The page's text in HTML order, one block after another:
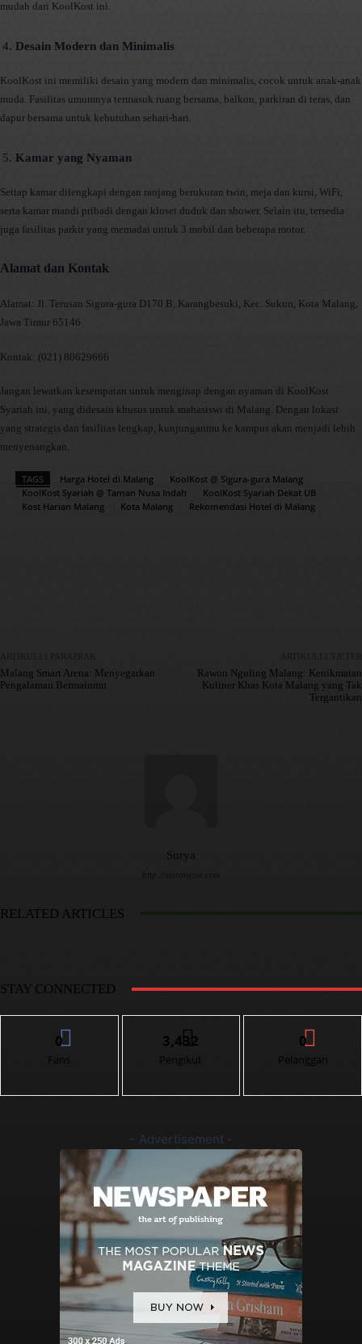
mudah dari KoolKost ini.
Desain Modern dan Minimalis
KoolKost ini memiliki desain yang modern dan minimalis, cocok untuk anak-anak
muda. Fasilitas umumnya termasuk ruang bersama, balkon, parkiran di teras, dan
dapur bersama untuk kebutuhan sehari-hari.
Kamar yang Nyaman
Setiap kamar dilengkapi dengan ranjang berukuran twin, meja dan kursi, WiFi,
serta kamar mandi pribadi dengan kloset duduk dan shower. Selain itu, tersedia
juga fasilitas parkir yang memadai untuk 3 mobil dan beberapa motor.
Alamat dan Kontak
Alamat: Jl. Terusan Sigura-gura D170 B, Karangbesuki, Kec. Sukun, Kota Malang,
Jawa Timur 65146
Kontak: (021) 80629666
Jangan lewatkan kesempatan untuk menginap dengan nyaman di KoolKost
Syariah ini, yang didesain khusus untuk mahasiswi di Malang. Dengan lokasi
yang strategis dan fasilitas lengkap, kunjunganmu ke kampus akan menjadi lebih
menyenangkan.
TAGS Harga Hotel di Malang
KoolKost @ Sigura-gura Malang
KoolKost Syariah @ Taman Nusa Indah
KoolKost Syariah Dekat UB
Kost Harian Malang
Kota Malang Rekomendasi Hotel di Malang
Malang Smart Arena: Menyegarkan
Pengalaman Bermainmu
Rawon Nguling Malang: Kenikmatan
Kuliner Khas Kota Malang yang Tak
Tergantikan
Surya
RELATED ARTICLES
STAY CONNECTED
0
Fans
3,432
Pengikut
0
Pelanggan
- Advertisement -